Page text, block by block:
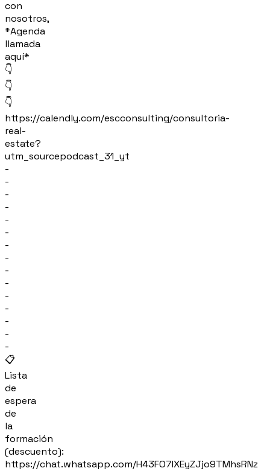
con
nosotros,
*Agenda
llamada
aquí*
👇
👇
👇
https://calendly.com/escconsulting/consultoria-
real-
estate?
utm_sourcepodcast_31_yt
-
-
-
-
-
-
-
-
-
-
-
-
-
-
-
📋
Lista
de
espera
de
la
formación
(descuento):
https://chat.whatsapp.com/H43FO7IXEyZJjo9TMhsRNz